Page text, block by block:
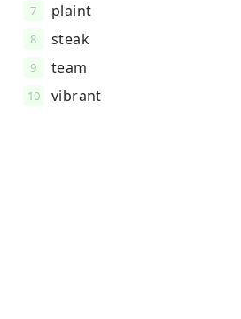
7 plaint
8 steak
9 team
10 vibrant